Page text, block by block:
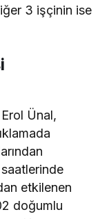
3 işçinin ise
Ünal,
etkilenen
doğumlu